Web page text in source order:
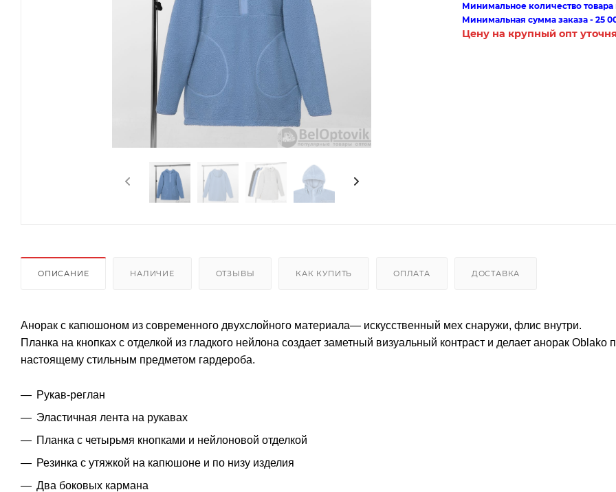
Минимальное количество товара
Минимальная сумма заказа - 25
Цену на крупный опт
ОПИСАНИЕ НАЛИЧИЕ ОТЗЫВЫ КАК КУПИТЬ ОПЛАТА ДОСТАВКА
Анорак с капюшоном из современного двухслойного материала— искусственный мех снаружи, флис внутри.
Планка на кнопках с отделкой из гладкого нейлона создает заметный визуальный контраст и делает анорак Oblako
настоящему стильным предметом гардероба.
Рукав-реглан
Эластичная лента на рукавах
Планка с четырьмя кнопками и нейлоновой отделкой
Резинка с утяжкой на капюшоне и по низу изделия
Два боковых кармана